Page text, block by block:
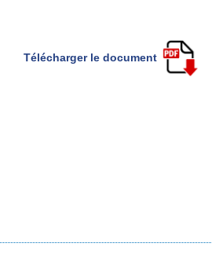
Télécharger le document